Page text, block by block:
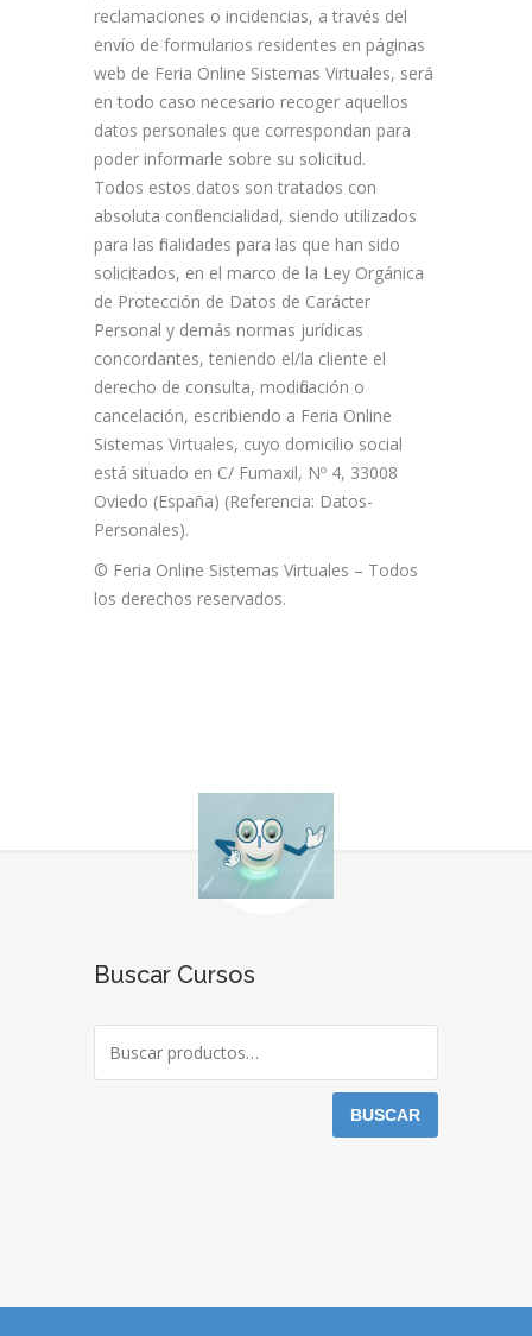
reclamaciones o incidencias, a través del
envío de formularios residentes en páginas
web de Feria Online Sistemas Virtuales, será
en todo caso necesario recoger aquellos
datos personales que correspondan para
poder informarle sobre su solicitud.
Todos estos datos son tratados con
absoluta confidencialidad, siendo utilizados
para las finalidades para las que han sido
solicitados, en el marco de la Ley Orgánica
de Protección de Datos de Carácter
Personal y demás normas jurídicas
concordantes, teniendo el/la cliente el
derecho de consulta, modificación o
cancelación, escribiendo a Feria Online
Sistemas Virtuales, cuyo domicilio social
está situado en C/ Fumaxil, Nº 4, 33008
Oviedo (España) (Referencia: Datos-
Personales).
© Feria Online Sistemas Virtuales – Todos
los derechos reservados.
Buscar Cursos
BUSCAR